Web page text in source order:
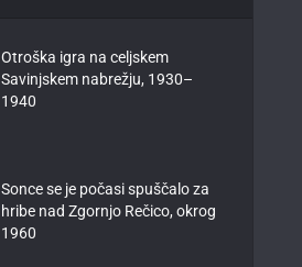
Otroška igra na celjskem
Savinjskem nabrežju, 1930–
1940
Sonce se je počasi spuščalo za
hribe nad Zgornjo Rečico, okrog
1960